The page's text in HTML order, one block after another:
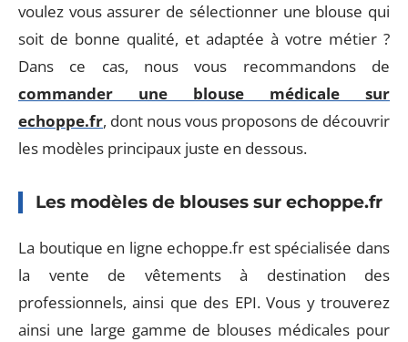
voulez vous assurer de sélectionner une blouse qui
soit de bonne qualité, et adaptée à votre métier ?
Dans ce cas, nous vous recommandons de
commander une blouse médicale sur
echoppe.fr, dont nous vous proposons de découvrir
les modèles principaux juste en dessous.
Les modèles de blouses sur echoppe.fr
La boutique en ligne echoppe.fr est spécialisée dans
la vente de vêtements à destination des
professionnels, ainsi que des EPI. Vous y trouverez
ainsi une large gamme de blouses médicales pour